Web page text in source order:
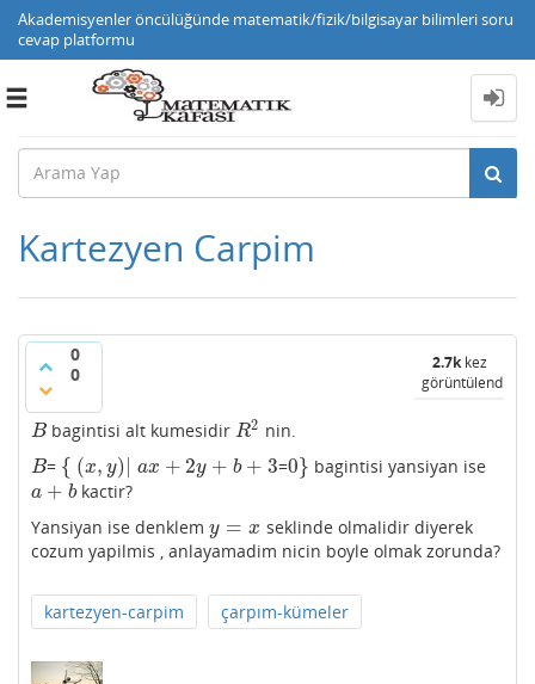
Akademisyenler öncülüğünde matematik/fizik/bilgisayar bilimleri soru
cevap platformu
Toggle
Kartezyen Carpim
0
0
2.7kkez
görüntülendi
B
B bagintisi alt kumesidir R2
R2 nin.
B
B = {
{ (x, y)
(x,y) ax + 2y + b + 3
ax+ 2y +b+ 3 =0
0}
} bagintisi yansiyan ise
a + b
a+b
kactir?
Yansiyan ise denklem y = x
y= x
seklinde olmalidir diyerek
cozum yapilmis , anlayamadim nicin boyle olmak zorunda?
kartezyen-carpim çarpım-kümeler